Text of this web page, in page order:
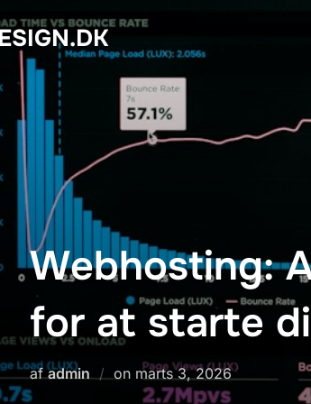
Webhosting:
for at starte
afadmin on Udgivet
d.
marts 3, 2026